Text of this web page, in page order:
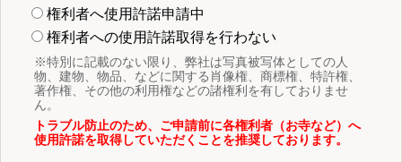
権利者へ使用許諾申請中
権利者への使用許諾取得を行わない
※特別に記載のない限り、弊社は写真被写体としての人
物、建物、物品、などに関する肖像権、商標権、特許権、
著作権、その他の利用権などの諸権利を有しておりませ
ん。
トラブル防止のため、ご申請前に各権利者（お寺など）へ
使用許諾を取得していただくことを推奨しております。